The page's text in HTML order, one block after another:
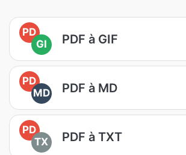
PD
GI
PDF à GIF
PD
MD
PDF à MD
PD
TX
PDF à TXT